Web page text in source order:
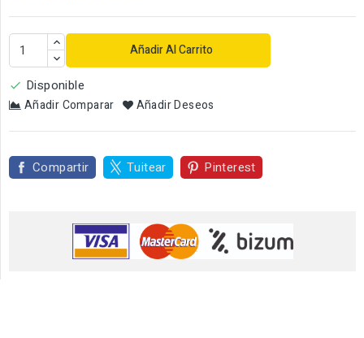
Añadir Al Carrito
 Disponible
Añadir Comparar Añadir Deseos
Compartir Tuitear Pinterest